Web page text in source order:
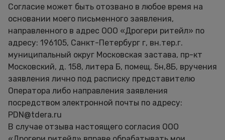
Согласие может быть отозвано в любое время на
основании моего письменного заявления,
направленного в адрес ООО «Дрогери ритейл» по
адресу: 196105, Санкт-Петербург г, вн.тер.г.
муниципальный округ Московская застава, пр-кт
Московский, д. 158, литера Б, помещ. 5н,8Б, вручения
заявления лично под расписку представителю
Оператора либо направления заявления
посредством электронной почты по адресу:
PDN@tdera.ru
В случае отзыва настоящего согласия ООО